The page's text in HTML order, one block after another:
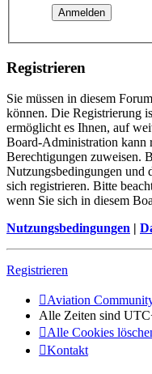
Registrieren
Sie müssen in diesem
können. Die Registrierung
ermöglicht es Ihnen, auf
Board-Administration kann
Berechtigungen zuweisen.
Nutzungsbedingungen und
sich registrieren. Bitte
wenn Sie sich in diesem
Nutzungsbedingungen |
Registrieren
Aviation
Alle Zeiten sind
Alle Cookies
Kontakt